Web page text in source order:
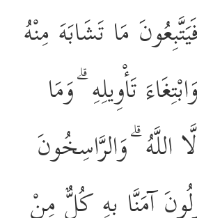
مَا تَشَابَهَ مِنْهُ
تَأْوِيلِهِ ۗ وَمَا
اللَّهُ ۗ وَالرَّاسِخُونَ
آمَنَّا بِهِ كُلٌّ مِنْ